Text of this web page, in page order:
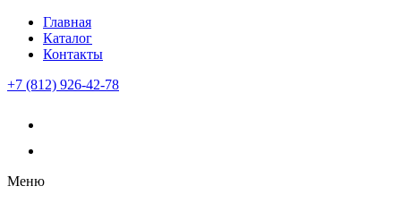
Главная
Каталог
Контакты
+7 (812) 926-42-78
Меню